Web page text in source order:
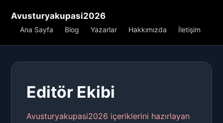
Avusturyakupasi2026
Ana Sayfa Blog Yazarlar Hakkımızda İletişim
Editör Ekibi
Avusturyakupasi2026 içeriklerini hazırlayan